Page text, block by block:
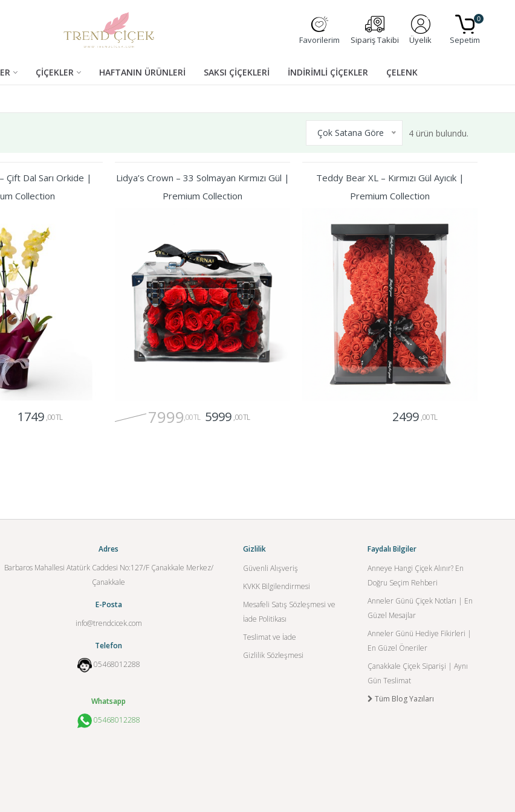
Favorilerim Sipariş Takibi Üyelik Sepetim
0
ÇİÇEKLER HAFTANIN ÜRÜNLERİ SAKSI ÇİÇEKLERİ İNDİRİMLİ ÇİÇEKLER ÇELENK
Çok Satana Göre 4 ürün bulundu.
Çift Dal Sarı Orkide |
Collection
1749 ,00 TL
Lidya’s Crown – 33 Solmayan Kırmızı Gül |
Premium Collection
7999,00 TL 5999 ,00 TL
Teddy Bear XL – Kırmızı Gül Ayıcık |
Premium Collection
2499 ,00 TL
Adres
Barbaros Mahallesi Atatürk Caddesi No:127/F Çanakkale Merkez/
Çanakkale
E-Posta
info@trendcicek.com
Telefon
05468012288
Whatsapp
05468012288
Gizlilik
Güvenli Alışveriş
KVKK Bilgilendirmesi
Mesafeli Satış Sözleşmesi ve
İade Politikası
Teslimat ve İade
Gizlilik Sözleşmesi
Faydalı Bilgiler
Anneye Hangi Çiçek Alınır? En
Doğru Seçim Rehberi
Anneler Günü Çiçek Notları | En
Güzel Mesajlar
Anneler Günü Hediye Fikirleri |
En Güzel Öneriler
Çanakkale Çiçek Siparişi | Aynı
Gün Teslimat
Tüm Blog Yazıları